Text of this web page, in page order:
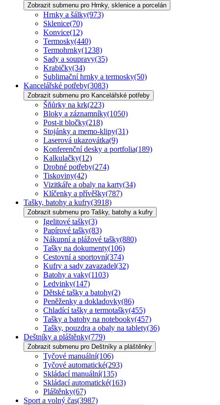
Zobrazit submenu pro Hrnky, sklenice a porcelán
Hrnky a šálky(973)
Sklenice(70)
Konvice(12)
Termosky(440)
Termohrnky(1238)
Sady a soupravy(35)
Krabičky(34)
Sublimační hrnky a termosky(50)
Kancelářské potřeby(3083)
Zobrazit submenu pro Kancelářské potřeby
Šňůrky na krk(223)
Bloky a záznamníky(1050)
Post-it bločky(218)
Stojánky a memo-klipy(31)
Laserová ukazovátka(9)
Konferenční desky a portfolia(189)
Kalkulačky(12)
Drobné potřeby(274)
Tiskoviny(42)
Vizitkáře a obaly na karty(34)
Klíčenky a přívěšky(787)
Tašky, batohy a kufry(3918)
Zobrazit submenu pro Tašky, batohy a kufry
Igelitové tašky(3)
Papírové tašky(83)
Nákupní a plážové tašky(880)
Tašky na dokumenty(106)
Cestovní a sportovní(374)
Kufry a sady zavazadel(32)
Batohy a vaky(1103)
Ledvinky(147)
Dětské tašky a batohy(2)
Peněženky a dokladovky(86)
Chladící tašky a termotašky(455)
Tašky a batohy na notebooky(457)
Tašky, pouzdra a obaly na tablety(36)
Deštníky a pláštěnky(779)
Zobrazit submenu pro Deštníky a pláštěnky
Tyčové manuální(106)
Tyčové automatické(293)
Skládací manuální(135)
Skládací automatické(163)
Pláštěnky(67)
Sport a volný čas(3987)